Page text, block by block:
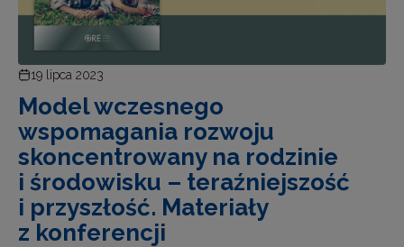
19 lipca 2023
Model wczesnego
wspomagania rozwoju
skoncentrowany na rodzinie
i środowisku – teraźniejszość
i przyszłość. Materiały
z konferencji